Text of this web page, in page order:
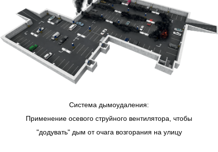
Система дымоудаления:
Применение осевого струйного вентилятора, чтобы
"додувать" дым от очага возгорания на улицу